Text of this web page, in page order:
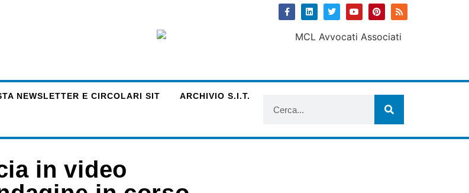
NEWSLETTER E CIRCOLARI SIT ARCHIVIO S.I.T.
in video